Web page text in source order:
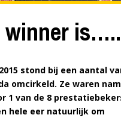
winner is…..
stond bij een aantal
omcirkeld. Ze waren
1 van de 8
hele eer natuurlijk om